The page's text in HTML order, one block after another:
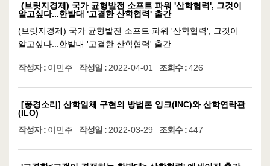
(브릿지경제) 국가 균형발전 소프트 파워 '산학협력', 그것이
알고싶다...한밭대 '고결한 산학협력' 출간
(브릿지경제) 국가 균형발전 소프트 파워 '산학협력', 그것이
알고싶다...한밭대 '고결한 산학협력' 출간
작성자 : 이민주 작성일 : 2022-04-01 조회수 :426
[풍경소리] 산학일체 구현의 방법론 잉크(INC)와 산학연락관
(ILO)
작성자 : 이민주 작성일 : 2022-03-29 조회수 :447